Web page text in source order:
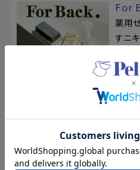
For
薬用
すニキ
ピ
毛穴
フレ
した